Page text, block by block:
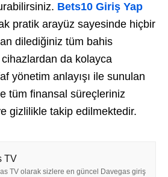
Bets10 Giriş Yap
pratik arayüz sayesinde hiçbir
dilediğiniz tüm bahis
da kolayca
yönetim anlayışı ile sunulan
tüm finansal süreçleriniz
gizlilikle takip edilmektedir.
TV
TV olarak sizlere en güncel Davegas giriş